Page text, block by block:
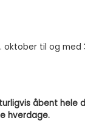
oktober til og med
åbent hele
hverdage.